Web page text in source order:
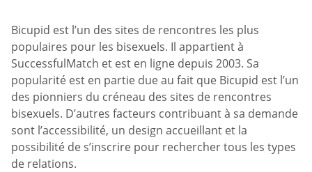
Bicupid est l’un des sites de rencontres les plus
populaires pour les bisexuels. Il appartient à
SuccessfulMatch et est en ligne depuis 2003. Sa
popularité est en partie due au fait que Bicupid est l’un
des pionniers du créneau des sites de rencontres
bisexuels. D’autres facteurs contribuant à sa demande
sont l’accessibilité, un design accueillant et la
possibilité de s’inscrire pour rechercher tous les types
de relations.